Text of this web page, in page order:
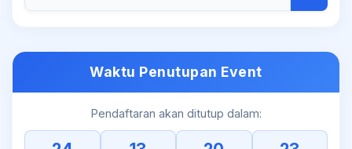
Waktu Penutupan Event
Pendaftaran akan ditutup dalam: